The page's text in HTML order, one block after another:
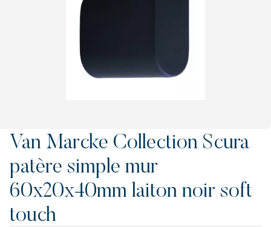
Van Marcke Collection Scura
patère simple mur
60x20x40mm laiton noir soft
touch